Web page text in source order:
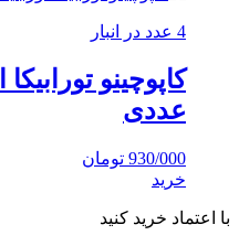
4 عدد در انبار
عددی
930/000 تومان
خرید
با اعتماد خرید کنید